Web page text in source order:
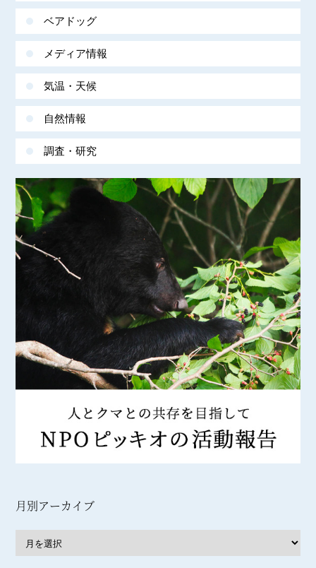
ベアドッグ
メディア情報
気温・天候
自然情報
調査・研究
月別アーカイブ